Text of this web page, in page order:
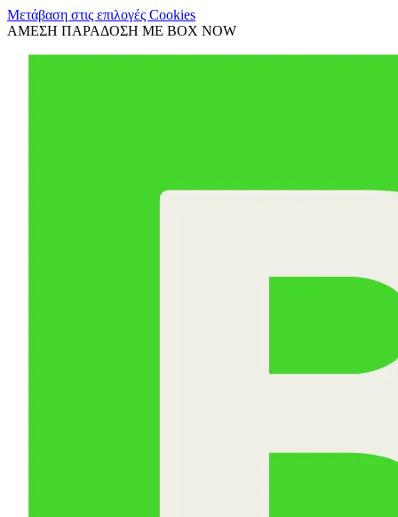
Μετάβαση στις επιλογές Cookies
ΑΜΕΣΗ ΠΑΡΑΔΟΣΗ ΜΕ BOX NOW